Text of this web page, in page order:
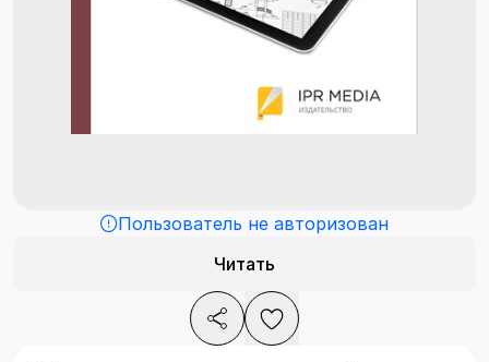
Пользователь не авторизован
Читать